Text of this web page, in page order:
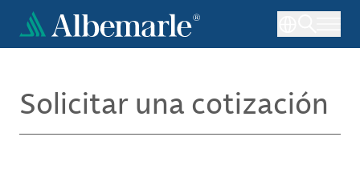
Pasar
contenido
Solicitar una cotización